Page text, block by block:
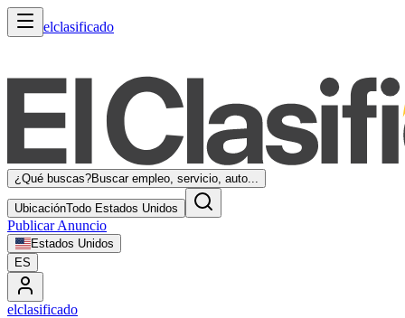
elclasificado
¿Qué buscas?Buscar empleo, servicio, auto...
UbicaciónTodo Estados Unidos
Publicar Anuncio
Estados Unidos
ES
elclasificado